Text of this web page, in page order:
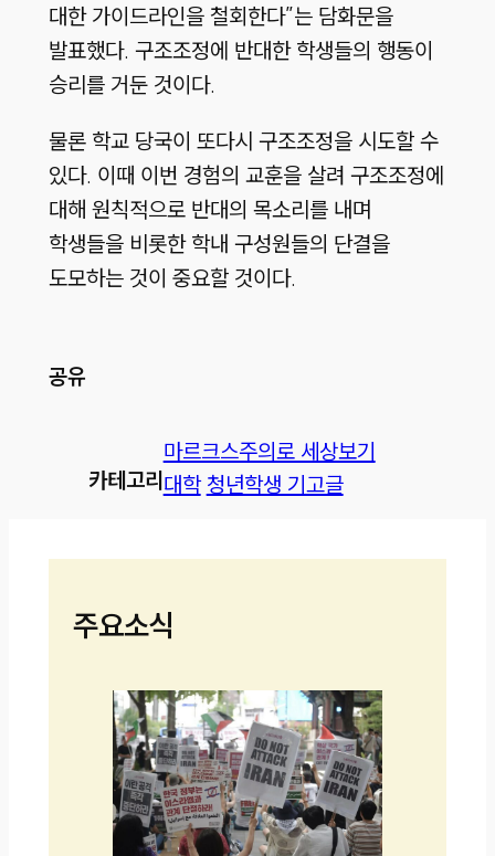
대한 가이드라인을 철회한다”는 담화문을
발표했다. 구조조정에 반대한 학생들의 행동이
승리를 거둔 것이다.
물론 학교 당국이 또다시 구조조정을 시도할 수
있다. 이때 이번 경험의 교훈을 살려 구조조정에
대해 원칙적으로 반대의 목소리를 내며
학생들을 비롯한 학내 구성원들의 단결을
도모하는 것이 중요할 것이다.
공유
카테고리
마르크스주의로 세상보기
대학 청년학생 기고글
주요소식